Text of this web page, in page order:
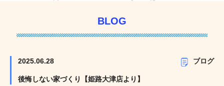
BLOG
2025.06.28 ブログ
後悔しない家づくり【姫路大津店より】